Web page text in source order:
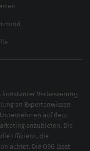
konstanter Verbesserung,
an Expertenwissen
auf dem
anzubieten. Die
Effizienz, die
achtet. Die OSG lässt